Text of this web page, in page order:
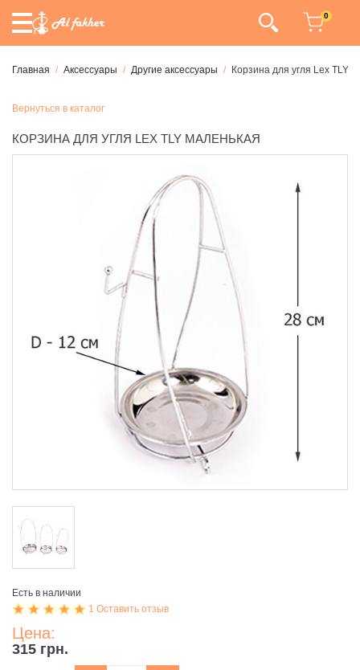
0
Главная Аксессуары Другие аксессуары Корзина для угля Lex TLY
Вернуться в каталог
КОРЗИНА ДЛЯ УГЛЯ LEX TLY МАЛЕНЬКАЯ
Есть в наличии
1 Оставить отзыв
Цена:
315 грн.